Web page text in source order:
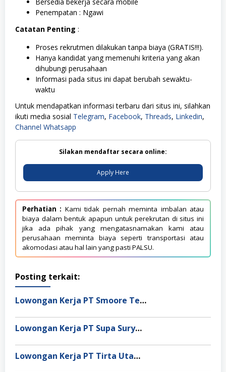
Penempatan : Ngawi
Catatan Penting :
Proses rekrutmen dilakukan tanpa biaya (GRATIS!!!).
Hanya kandidat yang memenuhi kriteria yang akan
dihubungi perusahaan
Informasi pada situs ini dapat berubah sewaktu-
waktu
Untuk mendapatkan informasi terbaru dari situs ini, silahkan
ikuti media sosial Telegram, Facebook, Threads, Linkedin,
Channel Whatsapp
Silakan mendaftar secara online:
Apply Here
Perhatian : Kami tidak pernah meminta imbalan atau
biaya dalam bentuk apapun untuk perekrutan di situs ini
jika ada pihak yang mengatasnamakan kami atau
perusahaan meminta biaya seperti transportasi atau
akomodasi atau hal lain yang pasti PALSU.
Posting terkait:
Lowongan Kerja PT Smoore Technology Indonesia
Lowongan Kerja PT Supa Surya Niaga
Lowongan Kerja PT Tirta Utama Abadi